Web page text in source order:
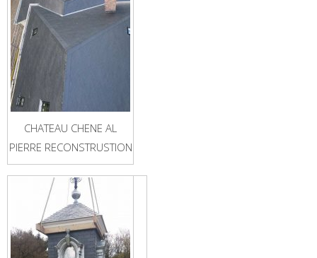
CHATEAU CHENE AL
PIERRE RECONSTRUSTION